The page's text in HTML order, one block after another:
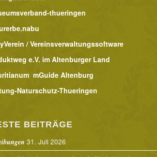
thueringen
/ Vereinsverwaltungssoftware
e.V. im Altenburger Land
mGuide Altenburg
Naturschutz-Thueringen
BEITRÄGE
31. Juli 2026